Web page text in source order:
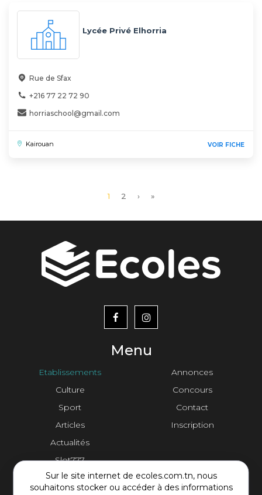
Lycée Privé Elhorria
Rue de Sfax
+216 77 22 72 90
horriaschool@gmail.com
Kairouan VOIR FICHE
Page
1 Page
2
Page
›
Dernière
»
Sur le site internet de ecoles.com.tn, nous
souhaitons stocker ou accéder à des informations
Menu
Etablissements
Culture
Sport
Articles
Actualités
Slot777
menu
footer2
Annonces
Concours
Contact
Inscription
Contact Plateforme